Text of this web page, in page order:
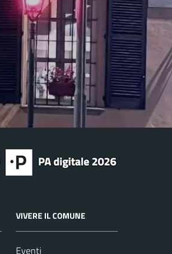
VIVERE IL COMUNE
Eventi